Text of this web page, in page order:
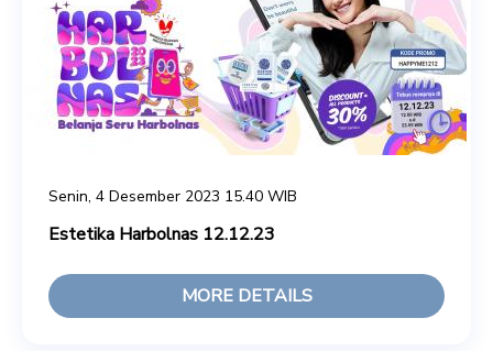
Senin, 4 Desember 2023 15.40 WIB
Estetika Harbolnas 12.12.23
MORE DETAILS